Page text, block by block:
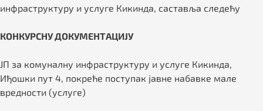
инфраструктуру и услуге Кикинда, саставља следећу
КОНКУРСНУ ДОКУМЕНТАЦИЈУ
ЈП за комуналну инфраструктуру и услуге Кикинда,
Иђошки пут 4, покреће поступак јавне набавке мале
вредности (услуге)